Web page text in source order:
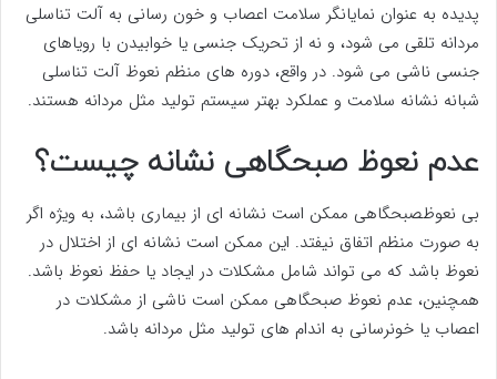
پدیده به عنوان نمایانگر سلامت اعصاب و خون رسانی به آلت تناسلی
مردانه تلقی می شود، و نه از تحریک جنسی یا خوابیدن با رویاهای
جنسی ناشی می شود. در واقع، دوره های منظم نعوظ آلت تناسلی
شبانه نشانه سلامت و عملکرد بهتر سیستم تولید مثل مردانه هستند.
عدم نعوظ صبحگاهی نشانه چیست؟
بی نعوظصبحگاهی ممکن است نشانه ای از بیماری باشد، به ویژه اگر
به صورت منظم اتفاق نیفتد. این ممکن است نشانه ای از اختلال در
نعوظ باشد که می تواند شامل مشکلات در ایجاد یا حفظ نعوظ باشد.
همچنین، عدم نعوظ صبحگاهی ممکن است ناشی از مشکلات در
اعصاب یا خونرسانی به اندام های تولید مثل مردانه باشد.